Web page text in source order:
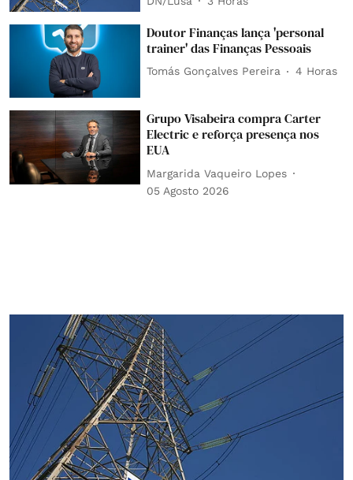
Doutor Finanças lança 'personal
trainer' das Finanças Pessoais
Tomás Gonçalves Pereira 4 Horas
Grupo Visabeira compra Carter
Electric e reforça presença nos
EUA
Margarida Vaqueiro Lopes
05 Agosto 2026